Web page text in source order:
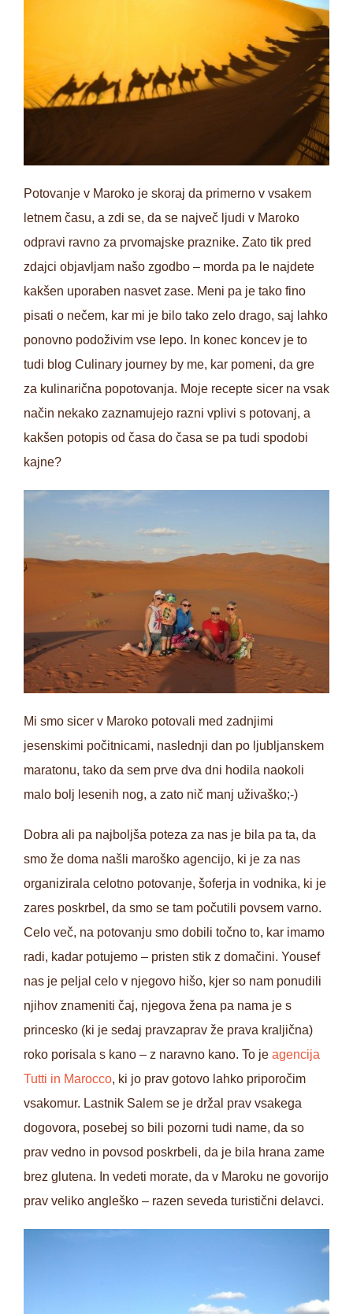
Potovanje v Maroko je skoraj da primerno v vsakem
letnem času, a zdi se, da se največ ljudi v Maroko
odpravi ravno za prvomajske praznike. Zato tik pred
zdajci objavljam našo zgodbo – morda pa le najdete
kakšen uporaben nasvet zase. Meni pa je tako fino
pisati o nečem, kar mi je bilo tako zelo drago, saj lahko
ponovno podoživim vse lepo. In konec koncev je to
tudi blog Culinary journey by me, kar pomeni, da gre
za kulinarična popotovanja. Moje recepte sicer na vsak
način nekako zaznamujejo razni vplivi s potovanj, a
kakšen potopis od časa do časa se pa tudi spodobi
kajne?
Mi smo sicer v Maroko potovali med zadnjimi
jesenskimi počitnicami, naslednji dan po ljubljanskem
maratonu, tako da sem prve dva dni hodila naokoli
malo bolj lesenih nog, a zato nič manj uživaško;-)
Dobra ali pa najboljša poteza za nas je bila pa ta, da
smo že doma našli maroško agencijo, ki je za nas
organizirala celotno potovanje, šoferja in vodnika, ki je
zares poskrbel, da smo se tam počutili povsem varno.
Celo več, na potovanju smo dobili točno to, kar imamo
radi, kadar potujemo – pristen stik z domačini. Yousef
nas je peljal celo v njegovo hišo, kjer so nam ponudili
njihov znameniti čaj, njegova žena pa nama je s
princesko (ki je sedaj pravzaprav že prava kraljična)
roko porisala s kano – z naravno kano. To je agencija
Tutti in Marocco, ki jo prav gotovo lahko priporočim
vsakomur. Lastnik Salem se je držal prav vsakega
dogovora, posebej so bili pozorni tudi name, da so
prav vedno in povsod poskrbeli, da je bila hrana zame
brez glutena. In vedeti morate, da v Maroku ne govorijo
prav veliko angleško – razen seveda turistični delavci.